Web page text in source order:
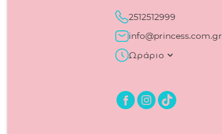
2512512999
info@princess.com.gr
Ωράριο